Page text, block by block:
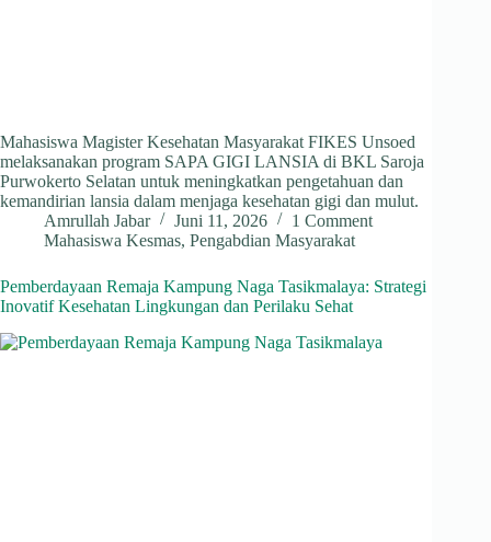
Mahasiswa Magister Kesehatan Masyarakat FIKES Unsoed
melaksanakan program SAPA GIGI LANSIA di BKL Saroja
Purwokerto Selatan untuk meningkatkan pengetahuan dan
kemandirian lansia dalam menjaga kesehatan gigi dan mulut.
Amrullah Jabar
Juni 11, 2026
1 Comment
Mahasiswa Kesmas, Pengabdian Masyarakat
Pemberdayaan Remaja Kampung Naga Tasikmalaya: Strategi
Inovatif Kesehatan Lingkungan dan Perilaku Sehat